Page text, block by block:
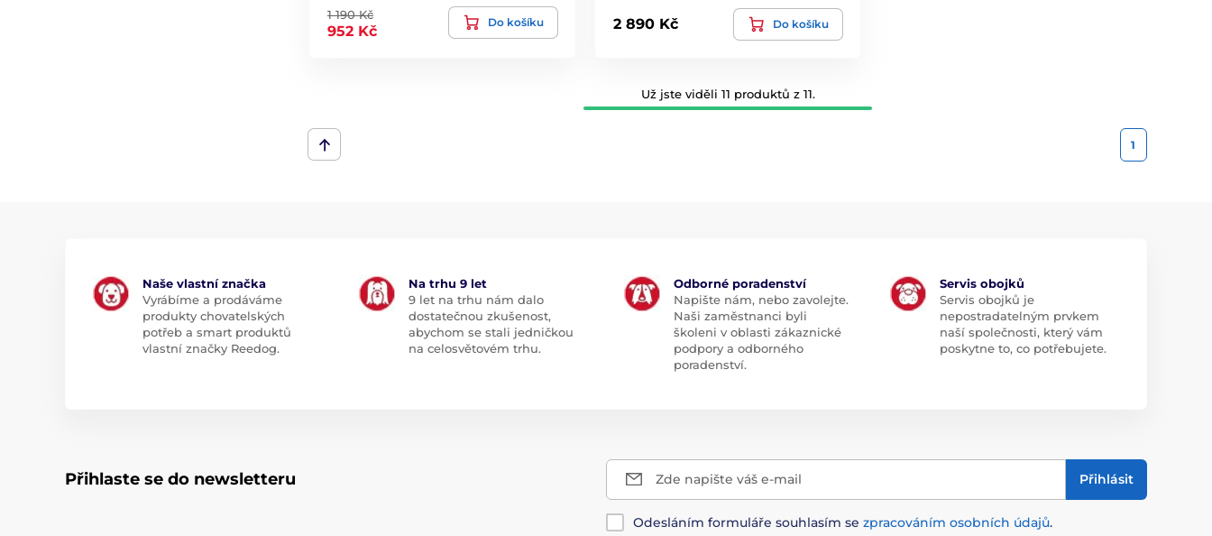
1 190 Kč
952 Kč
Do košíku 2 890 Kč Do košíku
Už jste viděli 11 produktů z 11.
1
Naše vlastní značka
Vyrábíme a prodáváme
produkty chovatelských
potřeb a smart produktů
vlastní značky Reedog.
Na trhu 9 let
9 let na trhu nám dalo
dostatečnou zkušenost,
abychom se stali jedničkou
na celosvětovém trhu.
Odborné poradenství
Napište nám, nebo zavolejte.
Naši zaměstnanci byli
školeni v oblasti zákaznické
podpory a odborného
poradenství.
Servis obojků
Servis obojků je
nepostradatelným prvkem
naší společnosti, který vám
poskytne to, co potřebujete.
Přihlaste se do newsletteru Zde napište váš e-mail Přihlásit
Odesláním formuláře souhlasím se zpracováním osobních údajů.